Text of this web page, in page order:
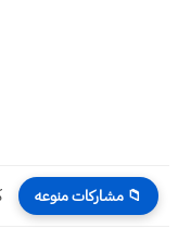
📁 مشاركات منوعه